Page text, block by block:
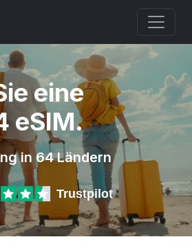
eine
eSIM.
in 64 Ländern